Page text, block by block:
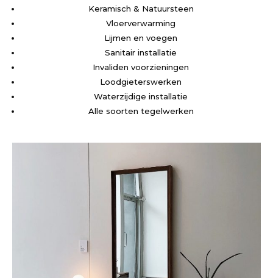
Keramisch & Natuursteen
Vloerverwarming
Lijmen en voegen
Sanitair installatie
Invaliden voorzieningen
Loodgieterswerken
Waterzijdige installatie
Alle soorten tegelwerken